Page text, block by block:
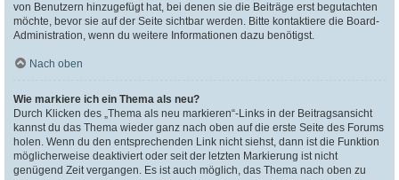
von Benutzern hinzugefügt hat, bei denen sie die Beiträge erst begutachten
möchte, bevor sie auf der Seite sichtbar werden. Bitte kontaktiere die Board-
Administration, wenn du weitere Informationen dazu benötigst.
Nach oben
Wie markiere ich ein Thema als neu?
Durch Klicken des „Thema als neu markieren“-Links in der Beitragsansicht
kannst du das Thema wieder ganz nach oben auf die erste Seite des Forums
holen. Wenn du den entsprechenden Link nicht siehst, dann ist die Funktion
möglicherweise deaktiviert oder seit der letzten Markierung ist nicht
genügend Zeit vergangen. Es ist auch möglich, das Thema nach oben zu